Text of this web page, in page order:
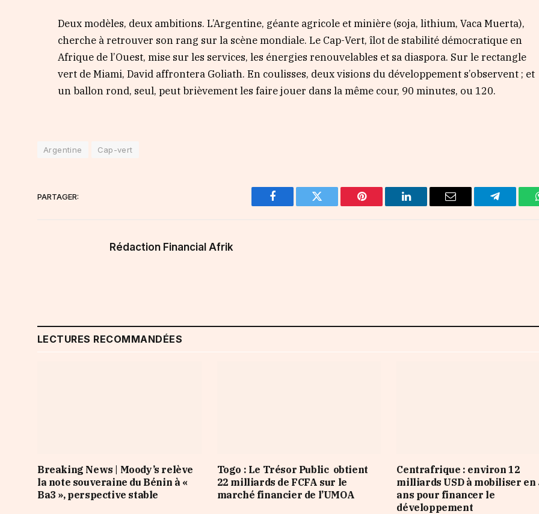
Deux modèles, deux ambitions. L’Argentine, géante agricole et minière (soja, lithium, Vaca Muerta),
cherche à retrouver son rang sur la scène mondiale. Le Cap-Vert, îlot de stabilité démocratique en
Afrique de l’Ouest, mise sur les services, les énergies renouvelables et sa diaspora. Sur le rectangle
vert de Miami, David affrontera Goliath. En coulisses, deux visions du développement s’observent ; et
un ballon rond, seul, peut brièvement les faire jouer dans la même cour, 90 minutes, ou 120.
Argentine Cap-vert
PARTAGER:
Facebook Twitter Pinterest LinkedIn Email Telegram
Rédaction Financial Afrik
LECTURES RECOMMANDÉES
Breaking News | Moody’s relève
la note souveraine du Bénin à «
Ba3 », perspective stable
Togo : Le Trésor Public obtient
22 milliards de FCFA sur le
marché financier de l’UMOA
Centrafrique : environ 12
milliards USD à mobiliser en
ans pour financer le
développement